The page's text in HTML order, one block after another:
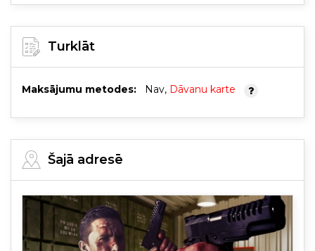
Turklāt
Maksājumu metodes: Nav, Dāvanu karte
Šajā adresē